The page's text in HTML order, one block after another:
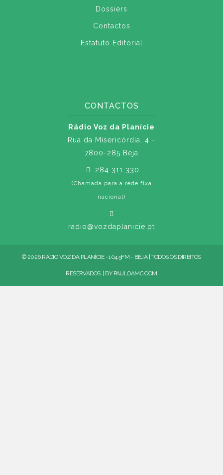
Dossiers
Contactos
Estatuto Editorial
CONTACTOS
Rádio Voz da Planície
Rua da Misericórdia, 4 -
7800-285 Beja
284 311 330
(Chamada para a rede fixa
nacional)
radio@vozdaplanicie.pt
© 2026 RÁDIO VOZ DA PLANÍCIE - 104.5FM - BEJA | TODOS OS DIREITOS
RESERVADOS. | BY PAULOAMC.COM